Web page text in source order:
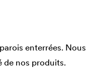
enterrées. Nous
de nos produits.